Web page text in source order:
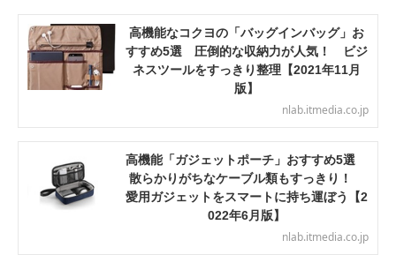
高機能なコクヨの「バッグインバッグ」お
すすめ5選 圧倒的な収納力が人気！ ビジ
ネスツールをすっきり整理【2021年11月
版】
nlab.itmedia.co.jp
高機能「ガジェットポーチ」おすすめ5選
散らかりがちなケーブル類もすっきり！
愛用ガジェットをスマートに持ち運ぼう【2
022年6月版】
nlab.itmedia.co.jp